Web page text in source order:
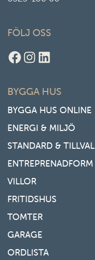
FÖLJ OSS
Facebook
Instagram
LinkedIn
BYGGA HUS
BYGGA HUS ONLINE
ENERGI & MILJÖ
STANDARD & TILLVAL
ENTREPRENADFORM
VILLOR
FRITIDSHUS
TOMTER
GARAGE
ORDLISTA